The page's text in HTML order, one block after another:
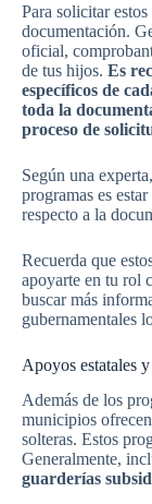
Para solicitar
documentación.
oficial,
de tus hijos. Es
específicos de
toda la
proceso de
Según una
programas es
respecto a la
Recuerda que
apoyarte en tu rol
buscar más
gubernamentales
Apoyos estatales
Además de los
municipios
solteras. Estos
Generalmente,
guarderías